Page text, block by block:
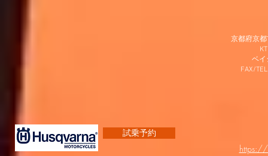
京都府京
ベイ
FAX/
試乗予約
https://